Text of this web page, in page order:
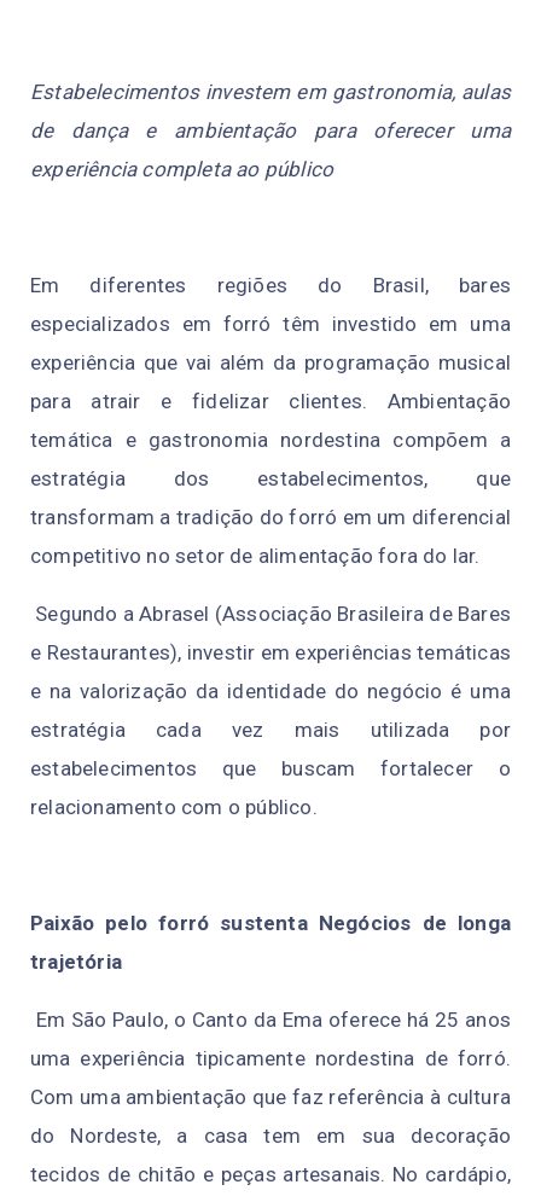
Estabelecimentos investem em gastronomia, aulas
de dança e ambientação para oferecer uma
experiência completa ao público
Em diferentes regiões do Brasil, bares
especializados em forró têm investido em uma
experiência que vai além da programação musical
para atrair e fidelizar clientes. Ambientação
temática e gastronomia nordestina compõem a
estratégia dos estabelecimentos, que
transformam a tradição do forró em um diferencial
competitivo no setor de alimentação fora do lar.
Segundo a Abrasel (Associação Brasileira de Bares
e Restaurantes), investir em experiências temáticas
e na valorização da identidade do negócio é uma
estratégia cada vez mais utilizada por
estabelecimentos que buscam fortalecer o
relacionamento com o público.
Paixão pelo forró sustenta Negócios de longa
trajetória
Em São Paulo, o Canto da Ema oferece há 25 anos
uma experiência tipicamente nordestina de forró.
Com uma ambientação que faz referência à cultura
do Nordeste, a casa tem em sua decoração
tecidos de chitão e peças artesanais. No cardápio,